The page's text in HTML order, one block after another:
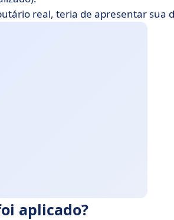
real, teria de apresentar sua
aplicado?